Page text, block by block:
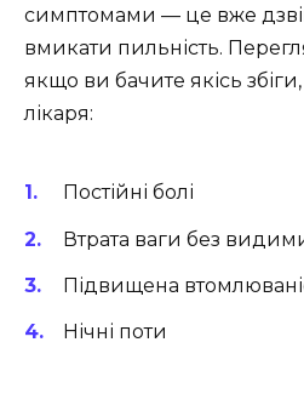
симптомами — це вже
вмикати пильність.
якщо ви бачите якісь
лікаря:
Постійні болі
Втрата ваги без
Підвищена
Нічні поти